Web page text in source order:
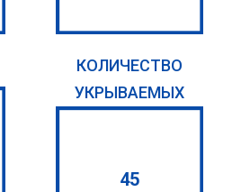
КОЛИЧЕСТВО
УКРЫВАЕМЫХ
45